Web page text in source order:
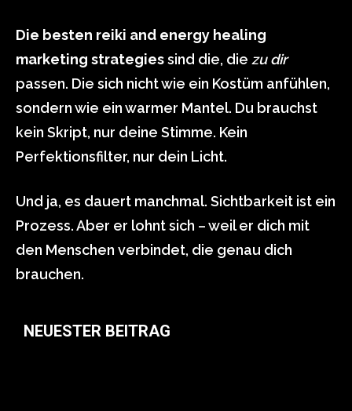
Die besten reiki and energy healing
marketing strategiessind die, die zu dir
passen. Die sich nicht wie ein Kostüm anfühlen,
sondern wie ein warmer Mantel. Du brauchst
kein Skript, nur deine Stimme. Kein
Perfektionsfilter, nur dein Licht.
Und ja, es dauert manchmal. Sichtbarkeit ist ein
Prozess. Aber er lohnt sich – weil er dich mit
den Menschen verbindet, die genau dich
brauchen.
NEUESTER BEITRAG